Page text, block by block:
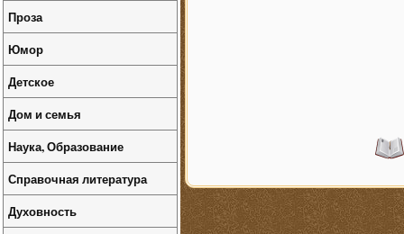
Проза
Юмор
Детское
Дом и семья
Наука, Образование
Справочная литература
Духовность